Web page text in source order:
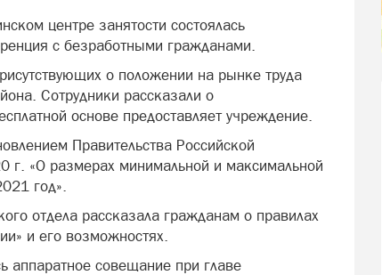
центре занятости состоялась
с безработными гражданами.
о положении на рынке труда
Сотрудники рассказали о
основе предоставляет учреждение.
Правительства Российской
«О размерах минимальной и максимальной
год».
отдела рассказала гражданам о правилах
и его возможностях.
аппаратное совещание при главе